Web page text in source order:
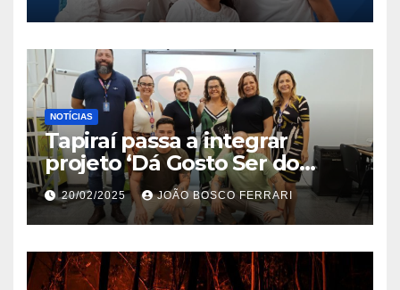
NOTÍCIAS
Tapiraí passa a integrar
projeto ‘Dá Gosto Ser do
Ribeira’ | ASN São Paulo
20/02/2025 JOÃO BOSCO FERRARI